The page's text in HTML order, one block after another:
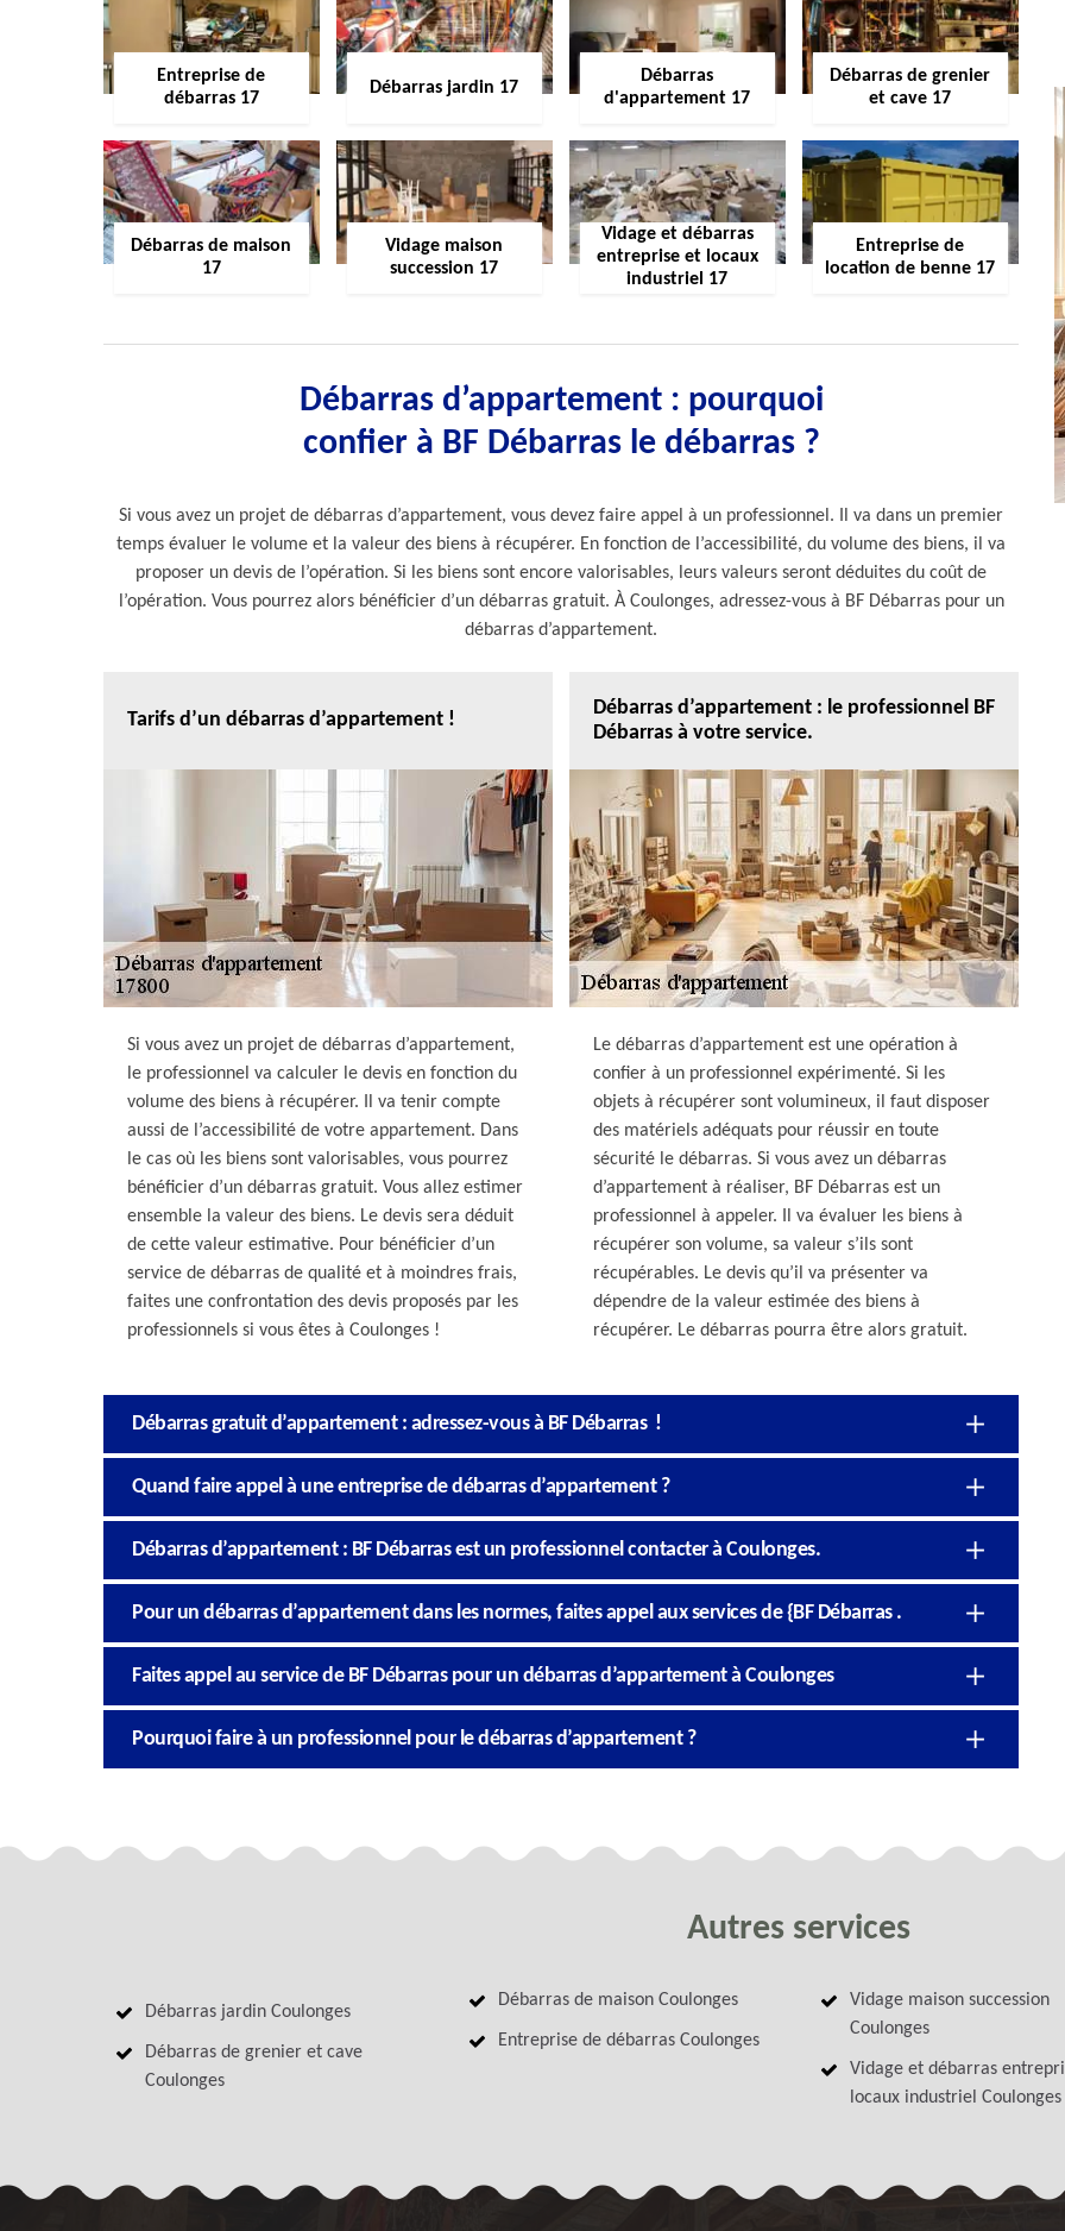
Entreprise de
débarras 17
Débarras jardin 17
Débarras
d'appartement 17
Débarras de grenier
et cave 17
Débarras de maison
17
Vidage maison
succession 17
Vidage et débarras
entreprise et locaux
industriel 17
Entreprise de
location de benne 17
Débarras d’appartement : pourquoi
confier à BF Débarras le débarras ?
Si vous avez un projet de débarras d’appartement, vous devez faire appel à un professionnel. Il va dans un premier
temps évaluer le volume et la valeur des biens à récupérer. En fonction de l’accessibilité, du volume des biens, il va
proposer un devis de l’opération. Si les biens sont encore valorisables, leurs valeurs seront déduites du coût de
l’opération. Vous pourrez alors bénéficier d’un débarras gratuit. À Coulonges, adressez-vous à BF Débarras pour un
débarras d’appartement.
Tarifs d’un débarras d’appartement !
Si vous avez un projet de débarras d’appartement,
le professionnel va calculer le devis en fonction du
volume des biens à récupérer. Il va tenir compte
aussi de l’accessibilité de votre appartement. Dans
le cas où les biens sont valorisables, vous pourrez
bénéficier d’un débarras gratuit. Vous allez estimer
ensemble la valeur des biens. Le devis sera déduit
de cette valeur estimative. Pour bénéficier d’un
service de débarras de qualité et à moindres frais,
faites une confrontation des devis proposés par les
professionnels si vous êtes à Coulonges !
Débarras d’appartement : le professionnel BF
Débarras à votre service.
Le débarras d’appartement est une opération à
confier à un professionnel expérimenté. Si les
objets à récupérer sont volumineux, il faut disposer
des matériels adéquats pour réussir en toute
sécurité le débarras. Si vous avez un débarras
d’appartement à réaliser, BF Débarras est un
professionnel à appeler. Il va évaluer les biens à
récupérer son volume, sa valeur s’ils sont
récupérables. Le devis qu’il va présenter va
dépendre de la valeur estimée des biens à
récupérer. Le débarras pourra être alors gratuit.
Débarras gratuit d’appartement : adressez-vous à BF Débarras !
Quand faire appel à une entreprise de débarras d’appartement ?
Débarras d’appartement : BF Débarras est un professionnel contacter à Coulonges.
Pour un débarras d’appartement dans les normes, faites appel aux services de {BF Débarras .
Faites appel au service de BF Débarras pour un débarras d’appartement à Coulonges
Pourquoi faire à un professionnel pour le débarras d’appartement ?
Autres services
Débarras jardin Coulonges
Débarras de grenier et cave
Coulonges
Débarras de maison Coulonges
Entreprise de débarras Coulonges
Vidage maison succession
Coulonges
Vidage et débarras
locaux industriel Coulonges